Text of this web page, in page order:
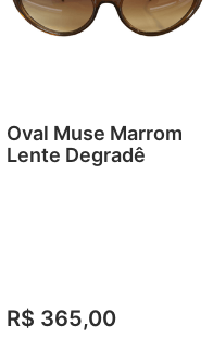
Oval Muse Marrom
Lente Degradê
R$ 365,00